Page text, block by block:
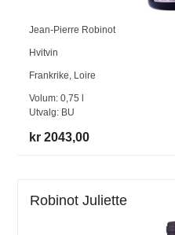
Jean-Pierre Robinot
Hvitvin
Frankrike, Loire
Volum:0,75
Utvalg: BU
kr 2043,00
Robinot Juliette